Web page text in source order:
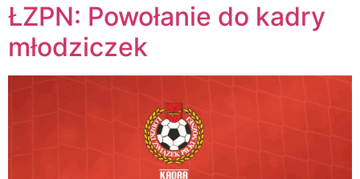
ŁZPN: Powołanie do kadry
młodziczek